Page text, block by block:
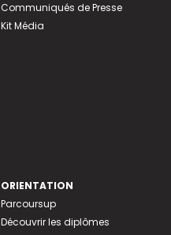
Communiqués de Presse
Kit Média
ORIENTATION
Parcoursup
Découvrir les diplômes